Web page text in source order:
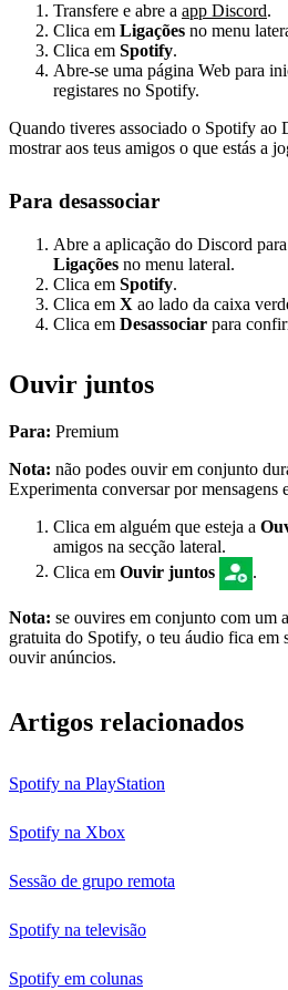
Transfere e abre a app Discord.
Clica em Ligações no menu
Clica em Spotify.
Abre-se uma página Web para
registares no Spotify.
Quando tiveres associado o Spotify ao
mostrar aos teus amigos o que estás a
Para desassociar
Abre a aplicação do Discord
Ligações no menu lateral.
Clica em Spotify.
Clica em X ao lado da caixa
Clica em Desassociar para
Ouvir juntos
Para: Premium
Nota: não podes ouvir em conjunto
Experimenta conversar por mensagens
Clica em alguém que esteja a
amigos na secção lateral.
Clica em Ouvir juntos .
Nota: se ouvires em conjunto com um
gratuita do Spotify, o teu áudio fica em
ouvir anúncios.
Artigos relacionados
Spotify na PlayStation
Spotify na Xbox
Sessão de grupo remota
Spotify na televisão
Spotify em colunas